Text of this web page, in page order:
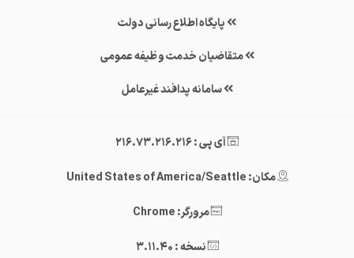
پایگاه اطلاع رسانی دولت
متقاضیان خدمت وظیفه عمومی
سامانه پدافند غیرعامل
آی پی : 216.73.216.216
مکان: United States of America/Seattle
مرورگر: Chrome
نسخه : 3.11.40